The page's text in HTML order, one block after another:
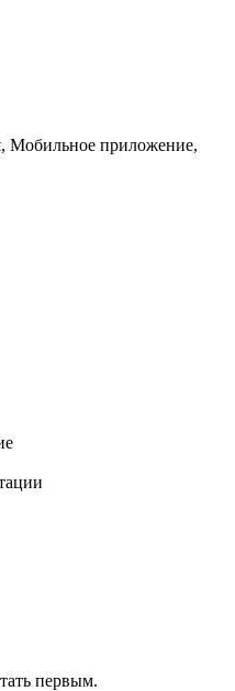
Мобильное приложение,
первым.